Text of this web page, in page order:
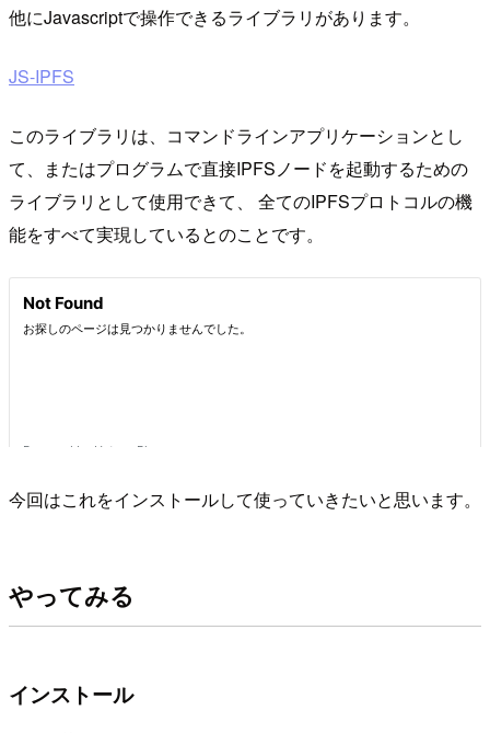
他にJavascriptで操作できるライブラリがあります。
JS-IPFS
このライブラリは、コマンドラインアプリケーションとし
て、またはプログラムで直接IPFSノードを起動するための
ライブラリとして使用できて、 全てのIPFSプロトコルの機
能をすべて実現しているとのことです。
今回はこれをインストールして使っていきたいと思います。
やってみる
インストール